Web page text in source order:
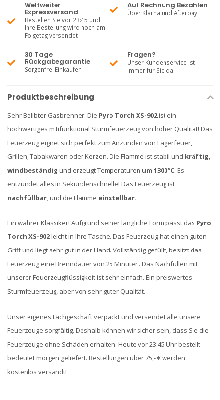
Weltweiter
Expressversand
Bestellen Sie vor 23:45 und
Ihre Bestellung wird noch am
Folgetag versendet
Auf Rechnung Bezahlen
Über Klarna und Afterpay
30 Tage
Rückgabegarantie
Sorgenfrei Einkaufen
Fragen?
Unser Kundenservice ist
immer für Sie da
Produktbeschreibung
Sehr Belibter Gasbrenner: Die Pyro Torch XS-902ist ein
hochwertiges mitifunktional Sturmfeuerzeug von hoher Qualität! Das
Feuerzeug eignet sich perfekt zum Anzünden von Lagerfeuer,
Grillen, Tabakwaren oder Kerzen. Die Flamme ist stabil und kräftig,
windbeständig und erzeugt Temperaturen um 1300°C. Es
entzündet alles in Sekundenschnelle! Das Feuerzeug ist
nachfüllbar, und die Flamme einstellbar.
Ein wahrer Klassiker! Aufgrund seiner längliche Form passt das Pyro
Torch XS-902leicht in Ihre Tasche. Das Feuerzeug hat einen guten
Griff und liegt sehr gut in der Hand. Vollständig gefüllt, besitzt das
Feuerzeug eine Brenndauer von 25 Minuten. Das Nachfüllen mit
unserer Feuerzeugflüssigkeit ist sehr einfach. Ein preiswertes
Sturmfeuerzeug, aber von sehr guter Qualität.
Unser eigenes Fachgeschäft verpackt und versendet alle unsere
Feuerzeuge sorgfältig. Deshalb können wir sicher sein, dass Sie die
Feuerzeuge ohne Schäden erhalten. Heute vor 23:45 Uhr bestellt
bedeutet morgen geliefert. Bestellungen über 75,- € werden
kostenlos versandt!